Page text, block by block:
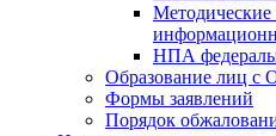
НПА
Образование лиц с
Формы заявлений
Порядок